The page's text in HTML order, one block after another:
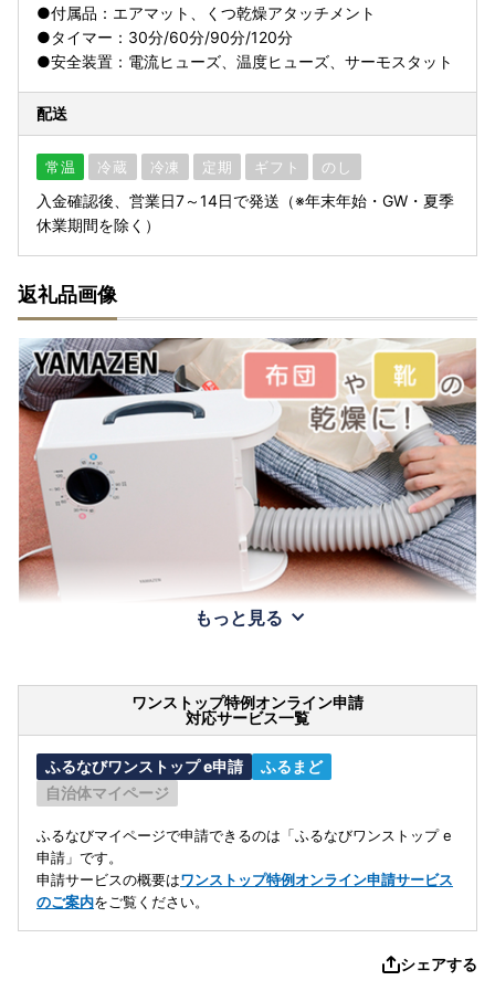
●付属品：エアマット、くつ乾燥アタッチメント
●タイマー：30分/60分/90分/120分
●安全装置：電流ヒューズ、温度ヒューズ、サーモスタット
配送
常温 冷蔵 冷凍 定期 ギフト のし
入金確認後、営業日7～14日で発送（※年末年始・GW・夏季
休業期間を除く）
返礼品画像
もっと見る
ワンストップ特例オンライン申請
対応サービス一覧
ふるなびワンストップ e申請
ふるまど
自治体マイページ
ふるなびマイページで申請できるのは「ふるなびワンストップ e
申請」です。
申請サービスの概要はワンストップ特例オンライン申請サービス
のご案内をご覧ください。
シェアする